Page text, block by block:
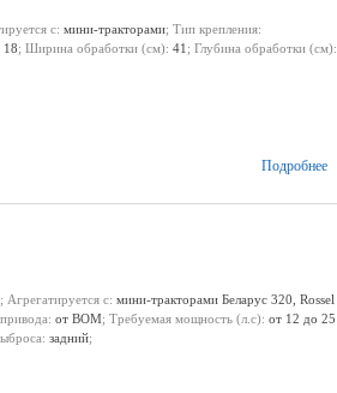
с: мини-тракторами; Тип крепления:
18; Ширина обработки (см): 41 ; Глубина обработки (см):
Подробнее
; Агрегатируется с: мини-тракторами Беларус 320, Rossel
от ВОМ; Требуемая мощность (л.с): от 12 до 25
задний;